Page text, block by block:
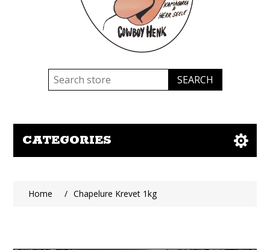
CATEGORIES
Home / Chapelure Krevet 1kg